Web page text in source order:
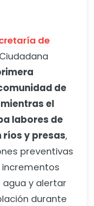
de
de
el
labores de
ríos y presas,
preventivas
agua y alertar
durante